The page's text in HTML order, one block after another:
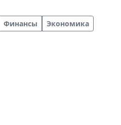
Финансы
Экономика